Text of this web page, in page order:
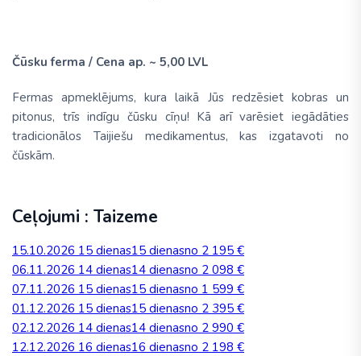
Čūsku ferma / Cena ap. ~ 5,00 LVL
Fermas apmeklējums, kura laikā Jūs redzēsiet kobras un
pitonus, trīs indīgu čūsku cīņu! Kā arī varēsiet iegādāties
tradicionālos Taijiešu medikamentus, kas izgatavoti no
čūskām.
Ceļojumi : Taizeme
15.10.2026 15 dienas15 dienasno 2 195 €
06.11.2026 14 dienas14 dienasno 2 098 €
07.11.2026 15 dienas15 dienasno 1 599 €
01.12.2026 15 dienas15 dienasno 2 395 €
02.12.2026 14 dienas14 dienasno 2 990 €
12.12.2026 16 dienas16 dienasno 2 198 €